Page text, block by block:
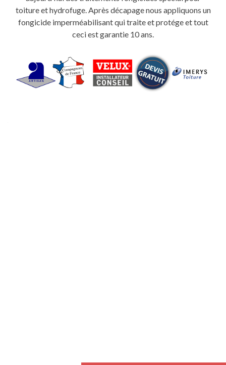
toiture et hydrofuge. Après décapage nous appliquons un
fongicide imperméabilisant qui traite et protége et tout
ceci est garantie 10 ans.